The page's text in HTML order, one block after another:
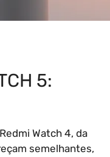
5:
Watch 4, da
semelhantes,